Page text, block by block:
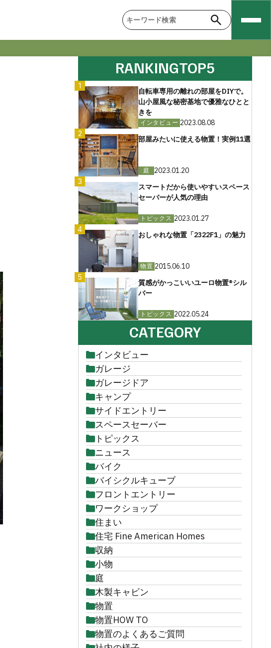
RANKINGTOP5
1
自転車専用の離れの部屋をDIYで。
山小屋風な秘密基地で優雅なひとと
きを
インタビュー 2023.08.08
2
部屋みたいに使える物置！実例11選
庭
2023.01.20
3
スマートだから使いやすいスペース
セーバーが人気の理由
トピックス 2023.01.27
4
おしゃれな物置「2322F1」の魅力
物置 2015.06.10
5
質感がかっこいいユーロ物置®︎シル
バー
トピックス 2022.05.24
CATEGORY
インタビュー
ガレージ
ガレージドア
キャンプ
サイドエントリー
スペースセーバー
トピックス
ニュース
バイク
バイシクルキューブ
フロントエントリー
ワークショップ
住まい
住宅 Fine American Homes
収納
小物
庭
木製キャビン
物置
物置HOW TO
物置のよくあるご質問